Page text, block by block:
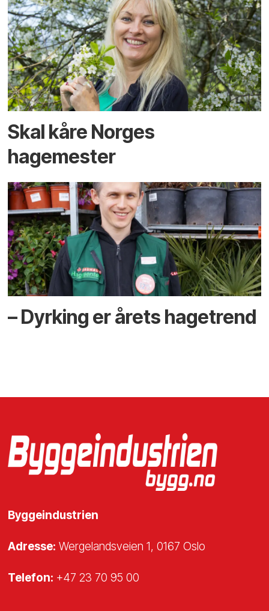
Skal kåre Norges
hagemester
– Dyrking er årets hagetrend
Byggeindustrien
Adresse: Wergelandsveien 1, 0167 Oslo
Telefon: +47 23 70 95 00